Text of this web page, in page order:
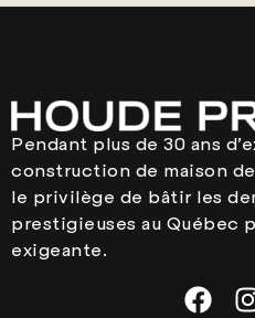
Pendant plus de 30 ans
construction de maison
le privilège de bâtir les
prestigieuses au Québec
exigeante.